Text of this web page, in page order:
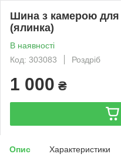
Шина з камерою для
(ялинка)
В наявності
Код: 303083
Роздріб
1 000 ₴
Опис Характеристики